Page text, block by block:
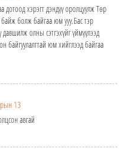
дотоод хэрэгт дэндүү оролцуулж Төр
байж болж байгаа юм ууу.Бас тэр
олны сэтгэхүйг үймүүлээд
байгуулалттай юм хийглээд байгаа
13
авгай